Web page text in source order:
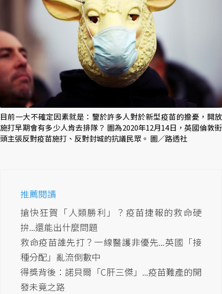
目前一大不確定因素就是：鑒於許多人對於新型疫苗的擔憂，開放
施打早期會有多少人肯去排隊？ 圖為2020年12月14日，英國倫敦街
頭主張反對疫苗施打、反對封城的抗議民眾。 圖／路透社
推薦閱讀
搶快狂賀「人類勝利」？疫苗捷報的救命硬
拚...還能出什麼問題
救命疫苗誰先打？一線醫護非優先...英國「接
種分配」亂流倒數中
得獎背後：諾貝爾「C肝三傑」...疫苗難產的開
發未竟之路